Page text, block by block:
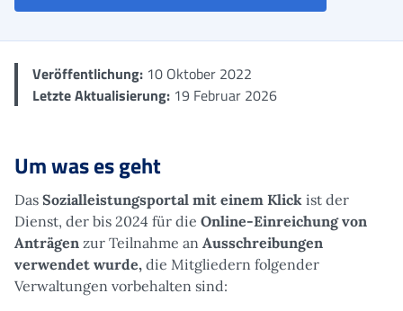
Veröffentlichung: 10 Oktober 2022
Letzte Aktualisierung: 19 Februar 2026
Um was es geht
Das Sozialleistungsportal mit einem Klick ist der
Dienst, der bis 2024 für die Online-Einreichung von
Anträgen zur Teilnahme an Ausschreibungen
verwendet wurde, die Mitgliedern folgender
Verwaltungen vorbehalten sind: